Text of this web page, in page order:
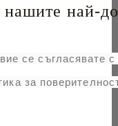
САНДАЛИ
най-
се съгласявате
за